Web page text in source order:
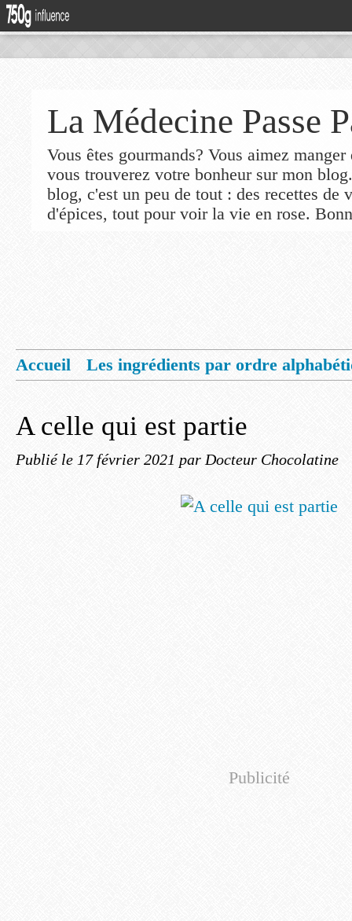
La Médecine Passe
Vous êtes gourmands? Vous aimez
vous trouverez votre bonheur sur mon
blog, c'est un peu de tout : des recettes de
d'épices, tout pour voir la vie en rose.
Accueil
Les ingrédients par ordre
A celle qui est partie
Publié le 17 février 2021 par Docteur Chocolatine
Publicité